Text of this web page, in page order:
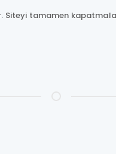
tamamen